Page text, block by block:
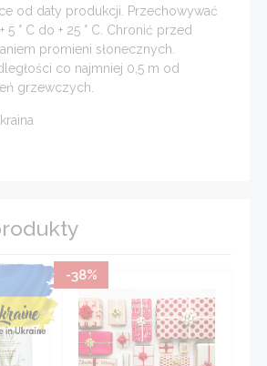
od daty produkcji. Przechowywać
° C do + 25 ° C. Chronić przed
promieni słonecznych.
co najmniej 0,5 m od
grzewczych.
-38%